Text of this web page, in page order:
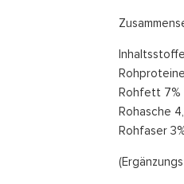
Rohfett 7%
Rohasche
Rohfaser